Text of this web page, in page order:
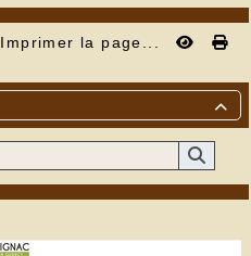
Imprimer la page...
